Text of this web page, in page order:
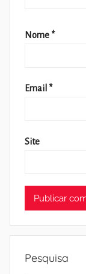
Nome *
Email *
Site
Pesquisa